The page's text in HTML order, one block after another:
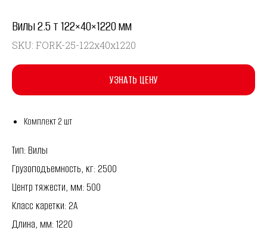
Вилы 2.5 т 122×40×1220 мм
SKU: FORK-25-122x40x1220
УЗНАТЬ ЦЕНУ
Комплект 2 шт
Тип: Вилы
Грузоподъемность, кг: 2500
Центр тяжести, мм: 500
Класс каретки: 2A
Длина, мм: 1220